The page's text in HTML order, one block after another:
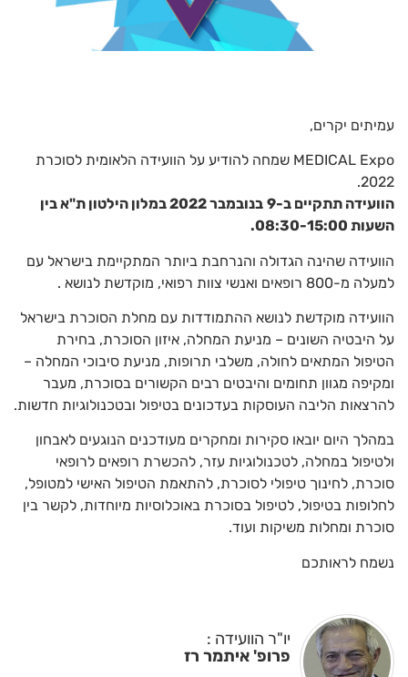
יו"ר הוועידה :
פרופ' איתמר רז
עמיתים יקרים,
MEDICAL Expo שמחה להודיע על הוועידה הלאומית לסוכרת
2022.
הוועידה תתקיים ב-9 בנובמבר
2022 במלון הילטון ת"א בין
השעות 08:30-15:00.
הוועידה שהינה הגדולה והנרחבת ביותר המתקיימת בישראל עם
למעלה מ-800 רופאים ואנשי צוות רפואי, מוקדשת לנושא .
הוועידה מוקדשת לנושא ההתמודדות עם מחלת הסוכרת בישראל
על היבטיה השונים – מניעת המחלה, איזון הסוכרת, בחירת
הטיפול המתאים לחולה, משלבי תרופות, מניעת סיבוכי המחלה –
ומקיפה מגוון תחומים והיבטים רבים הקשורים בסוכרת, מעבר
להרצאות הליבה העוסקות בעדכונים בטיפול ובטכנולוגיות חדשות.
במהלך היום יובאו סקירות ומחקרים מעודכנים הנוגעים לאבחון
ולטיפול במחלה, לטכנולוגיות עזר, להכשרת רופאים לרופאי
סוכרת, לחינוך טיפולי לסוכרת, להתאמת הטיפול האישי למטופל,
לחלופות בטיפול, לטיפול בסוכרת באוכלוסיות מיוחדות, לקשר בין
סוכרת ומחלות משיקות ועוד.
נשמח לראותכם